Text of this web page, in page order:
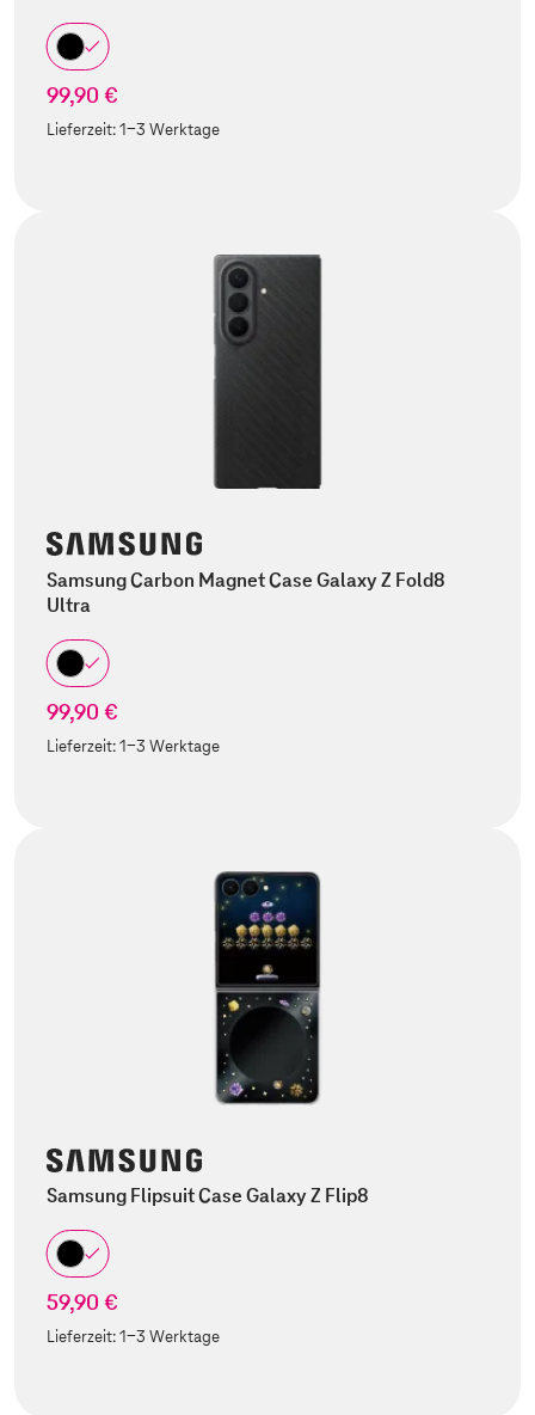
99,90 €
Lieferzeit:1-3 Werktage
Samsung Carbon Magnet Case Galaxy Z Fold8
Ultra
99,90 €
Lieferzeit:1-3 Werktage
Samsung Flipsuit Case Galaxy Z Flip8
59,90 €
Lieferzeit:1-3 Werktage